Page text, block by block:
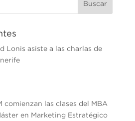
Lonis asiste a las charlas de
comienzan las clases del MBA
en Marketing Estratégico